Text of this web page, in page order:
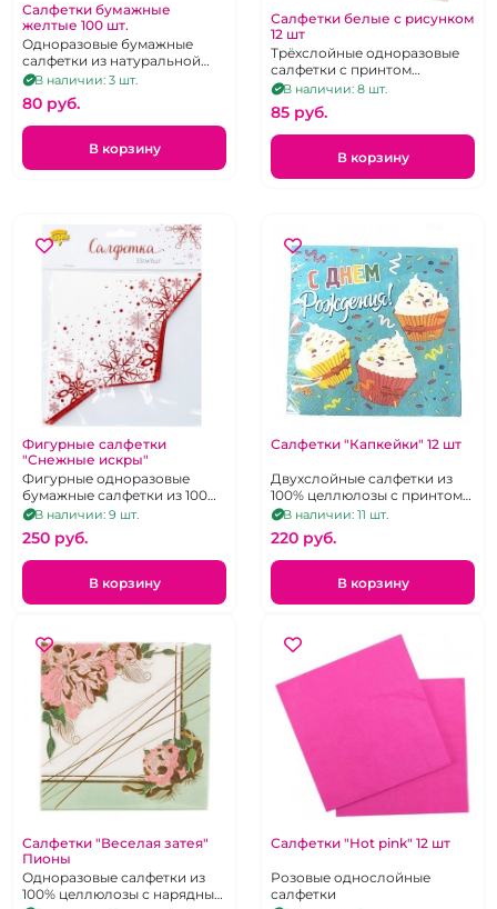
Салфетки бумажные
желтые 100 шт.
Одноразовые бумажные
салфетки из натуральной
целюллозы жёлтого цвета.
22 Х 22 см. 100 шт.
В наличии: 3 шт.
80 pуб.
В корзину
Салфетки белые с рисунком
12 шт
Трёхслойные одноразовые
салфетки с принтом
нанесённым
водорастворимыми
красками 24Х24 см. 12 шт.
В наличии: 8 шт.
85 pуб.
В корзину
Фигурные салфетки
"Снежные искры"
Фигурные одноразовые
бумажные салфетки из 100%
целлюлозы с
голографическими
снежинками. 6 шт.
В наличии: 9 шт.
250 pуб.
В корзину
Салфетки "Капкейки" 12 шт
Двухслойные салфетки из
100% целлюлозы с принтом
нанесённым красками на
водной основе. 33Х33 см. 12
шт.
В наличии: 11 шт.
220 pуб.
В корзину
Салфетки "Веселая затея"
Пионы
Одноразовые салфетки из
100% целлюлозы с нарядным
Салфетки "Hot pink" 12 шт
Розовые однослойные
салфетки